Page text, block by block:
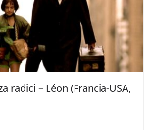
radici – Léon (Francia-USA,